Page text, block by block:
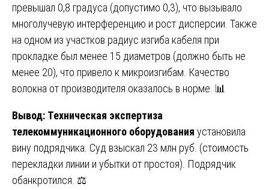
превышал 0,8 градуса (допустимо 0,3), что вызывало
многолучевую интерференцию и рост дисперсии. Также
на одном из участков радиус изгиба кабеля при
прокладке был менее 15 диаметров (должно быть не
менее 20), что привело к микроизгибам. Качество
волокна от производителя оказалось в норме. 📊
Вывод: Техническая экспертиза
телекоммуникационного оборудования установила
вину подрядчика. Суд взыскал 23 млн руб. (стоимость
перекладки линии и убытки от простоя). Подрядчик
обанкротился. ⚖️